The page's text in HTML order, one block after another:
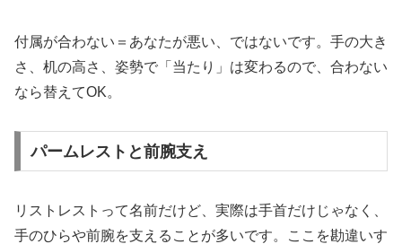
付属が合わない＝あなたが悪い、ではないです。手の大き
さ、机の高さ、姿勢で「当たり」は変わるので、合わない
なら替えてOK。
パームレストと前腕支え
リストレストって名前だけど、実際は手首だけじゃなく、
手のひらや前腕を支えることが多いです。ここを勘違いす